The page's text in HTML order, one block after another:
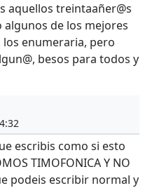
aquellos treintaañer@s
algunos de los mejores
enumeraria, pero
besos para todos y
escribis como si esto
TIMOFONICA Y NO
podeis escribir normal y